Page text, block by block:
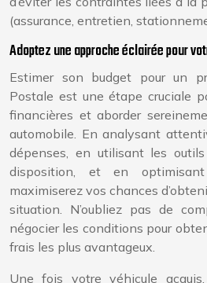
(assurance, entretien,
Adoptez une approche éclairée pour
Estimer son budget pour un
Postale est une étape cruciale
financières et aborder
automobile. En analysant
dépenses, en utilisant les
disposition, et en
maximiserez vos chances
situation. N’oubliez pas de
négocier les conditions pour
frais les plus avantageux.
Une fois votre véhicule acquis,